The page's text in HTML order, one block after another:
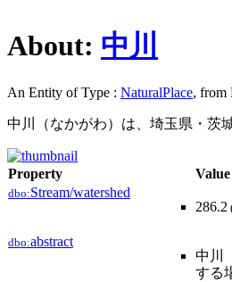
About: 中川
An Entity of Type : NaturalPlace, from
中川（なかがわ）は、埼玉県・茨
Property Value
dbo:Stream/watershed
286.2
dbo:abstract
中川
する